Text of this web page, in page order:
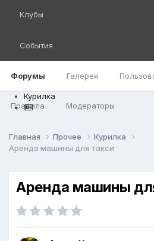
Форумы Галерея
Правила Модераторы
Клубы
События
Курилка
Главная Прочее
Курилка
Аренда машины для такси
Аренда машины